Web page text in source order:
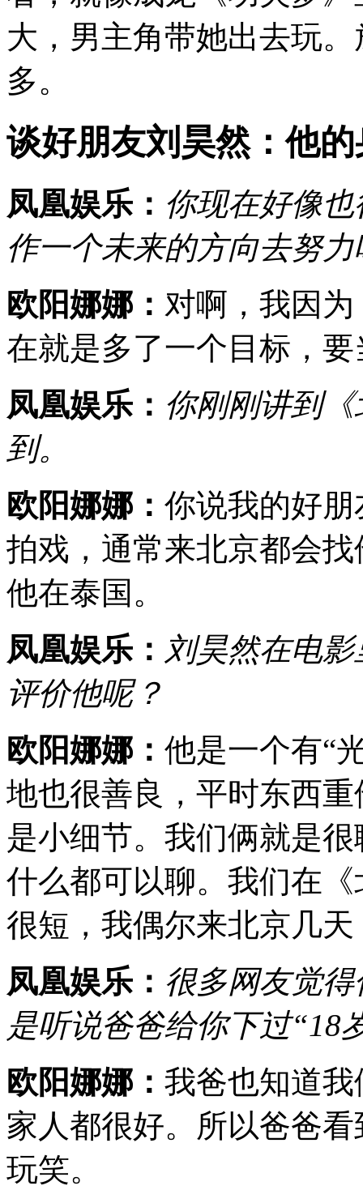
大，男主角带她出去玩
多。
谈好朋友刘昊然：他
凤凰娱乐： 你现在好像
作一个未来的方向去努力
欧阳娜娜： 对啊，我因
在就是多了一个目标，
凤凰娱乐： 你刚刚讲到
到。
欧阳娜娜： 你说我的好
拍戏，通常来北京都会
他在泰国。
凤凰娱乐： 刘昊然在电
评价他呢？
欧阳娜娜： 他是一个有“
地也很善良，平时东西
是小细节。我们俩就是
什么都可以聊。我们在
很短，我偶尔来北京几
凤凰娱乐： 很多网友觉
是听说爸爸给你下过“18
欧阳娜娜： 我爸也知道
家人都很好。所以爸爸
玩笑。